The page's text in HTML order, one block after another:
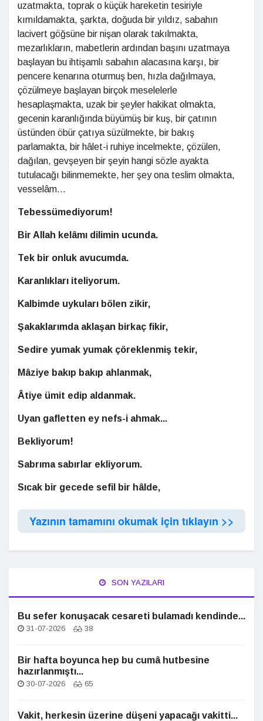
uzatmakta, toprak o küçük hareketin tesiriyle
kımıldamakta, şarkta, doğuda bir yıldız, sabahın
lacivert göğsüne bir nişan olarak takılmakta,
mezarlıkların, mabetlerin ardından başını uzatmaya
başlayan bu ihtişamlı sabahın alacasına karşı, bir
pencere kenarına oturmuş ben, hızla dağılmaya,
çözülmeye başlayan birçok meselelerle
hesaplaşmakta, uzak bir şeyler hakikat olmakta,
gecenin karanlığında büyümüş bir kuş, bir çatının
üstünden öbür çatıya süzülmekte, bir bakış
parlamakta, bir hâlet-i ruhiye incelmekte, çözülen,
dağılan, gevşeyen bir şeyin hangi sözle ayakta
tutulacağı bilinmemekte, her şey ona teslim olmakta,
vesselâm...
Tebessümediyorum!
Bir Allah kelâmı dilimin ucunda.
Tek bir onluk avucumda.
Karanlıkları iteliyorum.
Kalbimde uykuları bölen zikir,
Şakaklarımda aklaşan birkaç fikir,
Sedire yumak yumak çöreklenmiş tekir,
Mâziye bakıp bakıp ahlanmak,
Âtiye ümit edip aldanmak.
Uyan gafletten ey nefs-i ahmak...
Bekliyorum!
Sabrıma sabırlar ekliyorum.
Sıcak bir gecede sefil bir hâlde,
Yazının tamamını okumak için tıklayın >>
SON YAZILARI
Bu sefer konuşacak cesareti bulamadı kendinde...
31-07-2026 38
Bir hafta boyunca hep bu cumâ hutbesine
hazırlanmıştı...
30-07-2026 65
Vakit, herkesin üzerine düşeni yapacağı vakitti...